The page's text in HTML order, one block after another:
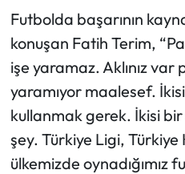
Futbolda başarının
konuşan Fatih Terim,
işe yaramaz. Aklınız var
yaramıyor maalesef.
kullanmak gerek. İkisi
şey. Türkiye Ligi, Türkiye
ülkemizde oynadığımız